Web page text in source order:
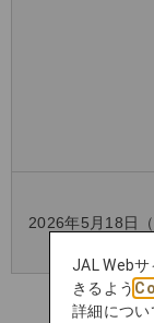
2026年5月18日
JAL Web
きるよう
詳細につ